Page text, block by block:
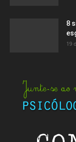
8
19